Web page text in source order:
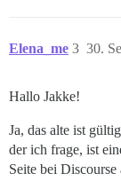
Elena_me 30.
3
Hallo Jakke!
Ja, das alte ist
der ich frage, ist
Seite bei Discourse